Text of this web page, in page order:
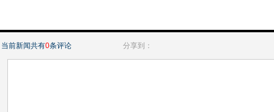
当前新闻共有0条评论 分享到：